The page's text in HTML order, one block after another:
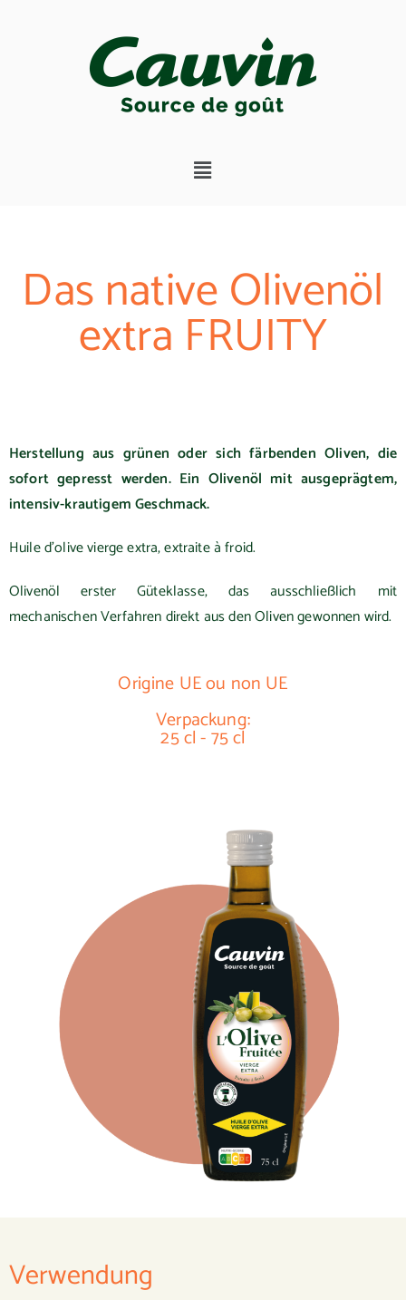
Das native Olivenöl
extra FRUITY
Herstellung aus grünen oder sich färbenden Oliven, die
sofort gepresst werden. Ein Olivenöl mit ausgeprägtem,
intensiv-krautigem Geschmack.
Huile d’olive vierge extra, extraite à froid.
Olivenöl erster Güteklasse, das ausschließlich mit
mechanischen Verfahren direkt aus den Oliven gewonnen wird.
Origine UE ou non UE
Verpackung:
25 cl - 75 cl
Verwendung